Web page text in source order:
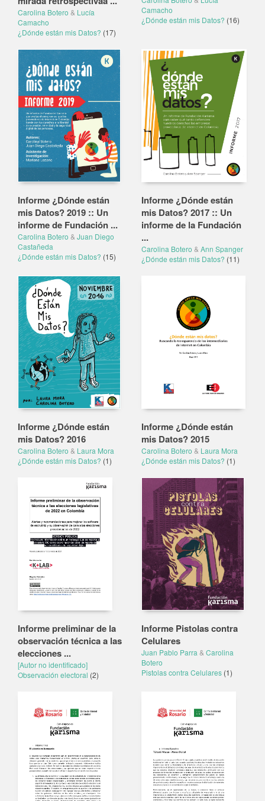
Carolina Botero & Lucía
Camacho
¿Dónde están mis Datos? (17)
Camacho
¿Dónde están mis Datos? (16)
Informe ¿Dónde están
mis Datos? 2019 :: Un
informe de Fundación ...
Carolina Botero & Juan Diego
Castañeda
¿Dónde están mis Datos? (15)
Informe ¿Dónde están
mis Datos? 2017 :: Un
informe de la Fundación
...
Carolina Botero & Ann Spanger
¿Dónde están mis Datos? (11)
Informe ¿Dónde están
mis Datos? 2016
Carolina Botero & Laura Mora
¿Dónde están mis Datos? (1)
Informe ¿Dónde están
mis Datos? 2015
Carolina Botero & Laura Mora
¿Dónde están mis Datos? (1)
Informe preliminar de la
observación técnica a las
elecciones ...
[Autor no identificado]
Observación electoral (2)
Informe Pistolas contra
Celulares
Juan Pablo Parra & Carolina
Botero
Pistolas contra Celulares (1)